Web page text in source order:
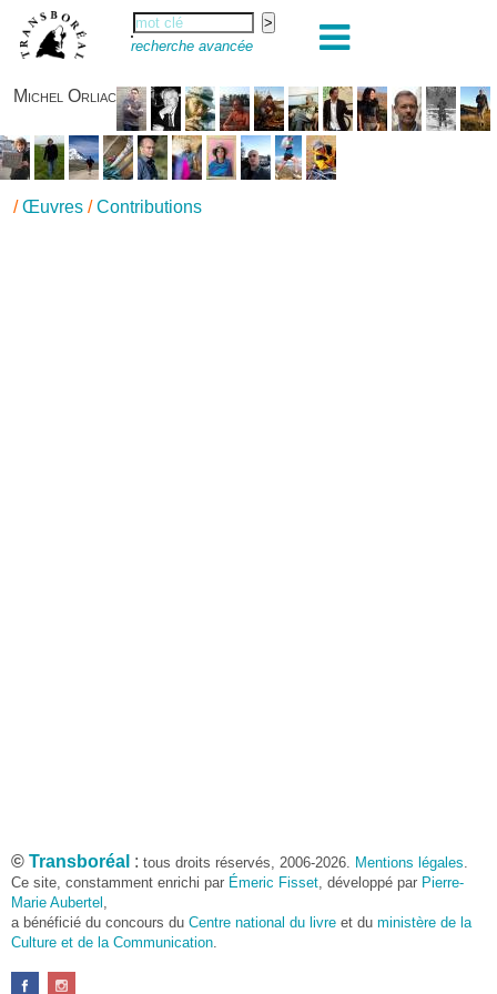
recherche avancée
Michel Orliac
/Œuvres /Contributions
© Transboréal : tous droits réservés, 2006-2026. Mentions légales.
Ce site, constamment enrichi par Émeric Fisset, développé par Pierre-
Marie Aubertel ,
a bénéficié du concours du Centre national du livre et du ministère de la
Culture et de la Communication.